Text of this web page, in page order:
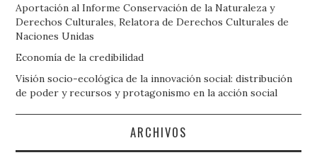
Aportación al Informe Conservación de la Naturaleza y
Derechos Culturales, Relatora de Derechos Culturales de
Naciones Unidas
Economía de la credibilidad
Visión socio-ecológica de la innovación social: distribución
de poder y recursos y protagonismo en la acción social
ARCHIVOS